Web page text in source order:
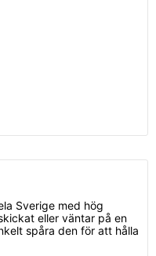
Sverige med hög
eller väntar på en
spåra den för att hålla